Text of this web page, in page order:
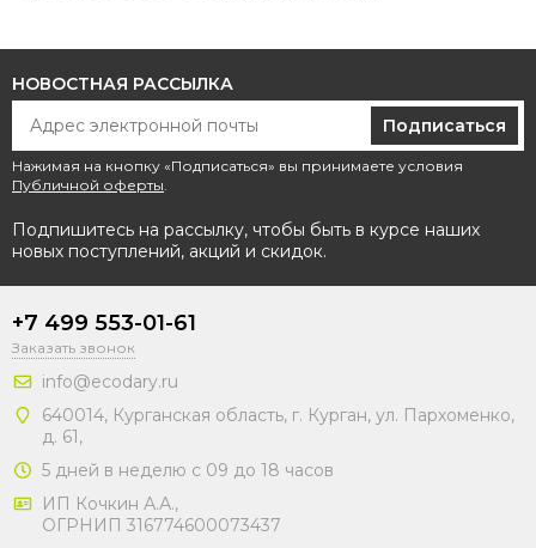
НОВОСТНАЯ РАССЫЛКА
Подписаться
Нажимая на кнопку «Подписаться» вы принимаете условия
Публичной оферты.
Подпишитесь на рассылку, чтобы быть в курсе наших
новых поступлений, акций и скидок.
+7 499 553-01-61
Заказать звонок
info@ecodary.ru
640014, Курганская область, г. Курган, ул. Пархоменко,
д. 61,
5 дней в неделю с 09 до 18 часов
ИП Кочкин А.А.,
ОГРНИП 316774600073437